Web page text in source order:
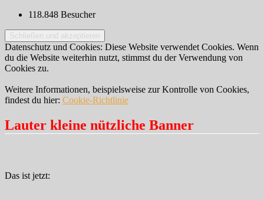
118.848 Besucher
Datenschutz und Cookies: Diese Website verwendet Cookies. Wenn
du die Website weiterhin nutzt, stimmst du der Verwendung von
Cookies zu.
Weitere Informationen, beispielsweise zur Kontrolle von Cookies,
findest du hier: Cookie-Richtlinie
Lauter kleine nützliche Banner
Das ist jetzt: